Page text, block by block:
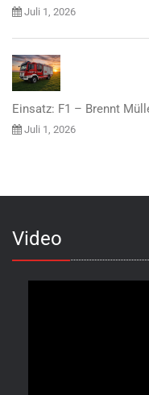
Juli 1, 2026
Einsatz: F1 – Brennt
Juli 1, 2026
Video